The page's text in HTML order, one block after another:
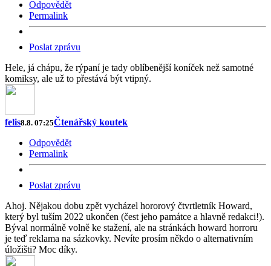
Odpovědět
Permalink
Poslat zprávu
Hele, já chápu, že rýpaní je tady oblíbenější koníček než samotné
komiksy, ale už to přestává být vtipný.
felis8.8. 07:25Čtenářský koutek
Odpovědět
Permalink
Poslat zprávu
Ahoj. Nějakou dobu zpět vycházel hororový čtvrtletník Howard,
který byl tuším 2022 ukončen (čest jeho památce a hlavně redakci!).
Býval normálně volně ke stažení, ale na stránkách howard horroru
je teď reklama na sázkovky. Nevíte prosím někdo o alternativním
úložišti? Moc díky.